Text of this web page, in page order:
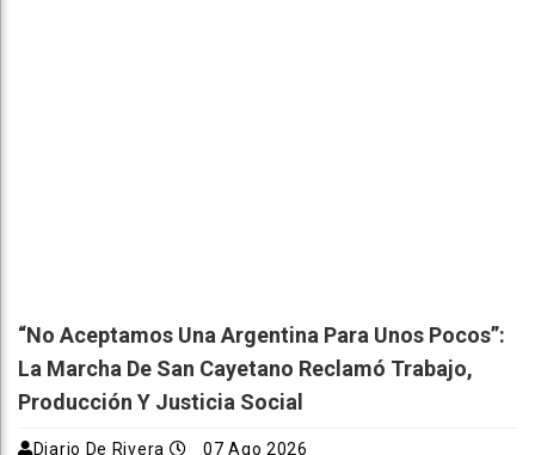
“No Aceptamos Una Argentina Para Unos Pocos”:
La Marcha De San Cayetano Reclamó Trabajo,
Producción Y Justicia Social
Diario De Rivera 07 Ago 2026